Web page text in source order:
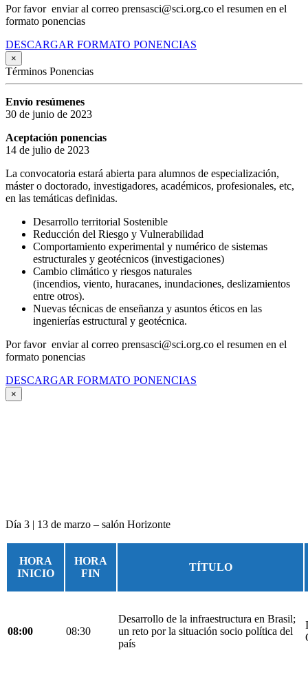
Por favor enviar al correo prensasci@sci.org.co el resumen en el
formato ponencias
DESCARGAR FORMATO PONENCIAS
×
Términos Ponencias
Envío resúmenes
30 de junio de 2023
Aceptación ponencias
14 de julio de 2023
La convocatoria estará abierta para alumnos de especialización,
máster o doctorado, investigadores, académicos, profesionales, etc,
en las temáticas definidas.
Desarrollo territorial Sostenible
Reducción del Riesgo y Vulnerabilidad
Comportamiento experimental y numérico de sistemas
estructurales y geotécnicos (investigaciones)
Cambio climático y riesgos naturales
(incendios, viento, huracanes, inundaciones, deslizamientos
entre otros).
Nuevas técnicas de enseñanza y asuntos éticos en las
ingenierías estructural y geotécnica.
Por favor enviar al correo prensasci@sci.org.co el resumen en el
formato ponencias
DESCARGAR FORMATO PONENCIAS
×
Día 3 | 13 de marzo – salón Horizonte
HORA
INICIO
HORA
FIN
TÍTULO
08:00 08:30
Desarrollo de la infraestructura en Brasil;
un reto por la situación socio política del
país